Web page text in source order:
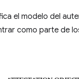
el modelo del
como parte de